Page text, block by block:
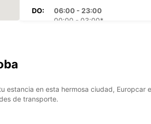
DO:
06:00 - 23:00
00:00 - 03:00*
+54 (911) 40474881
estancia en esta hermosa ciudad, Europcar
de transporte.